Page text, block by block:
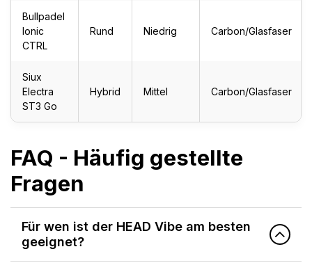
Bullpadel
Ionic
CTRL
Rund Niedrig Carbon/Glasfaser
Siux
Electra
ST3 Go
Hybrid Mittel Carbon/Glasfaser
FAQ - Häufig gestellte
Fragen
Für wen ist der HEAD Vibe am besten
geeignet?